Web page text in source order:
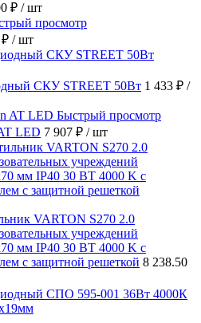
₽ / шт
просмотр
₽ / шт
СКУ STREET 50Вт 1 433 ₽ /
Быстрый просмотр
LED 7 907 ₽ / шт
VARTON S270 2.0
учреждений
мм IP40 30 ВТ 4000 K с
с защитной решеткой 8 238.50